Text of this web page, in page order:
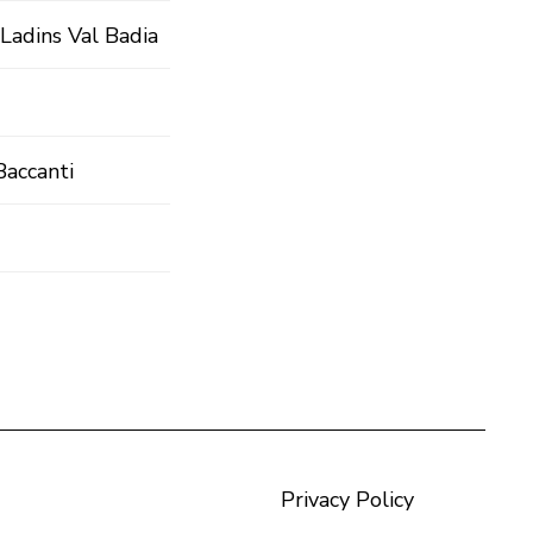
Val Badia
Privacy Policy